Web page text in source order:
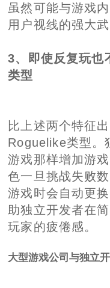
虽然可能与游戏
用户视线的强大武
3、即使反复玩
类型
比上述两个特征
Roguelike类型。
游戏那样增加游
色一旦挑战失败
游戏时会自动更
助独立开发者在
玩家的疲倦感。
大型游戏公司与独立